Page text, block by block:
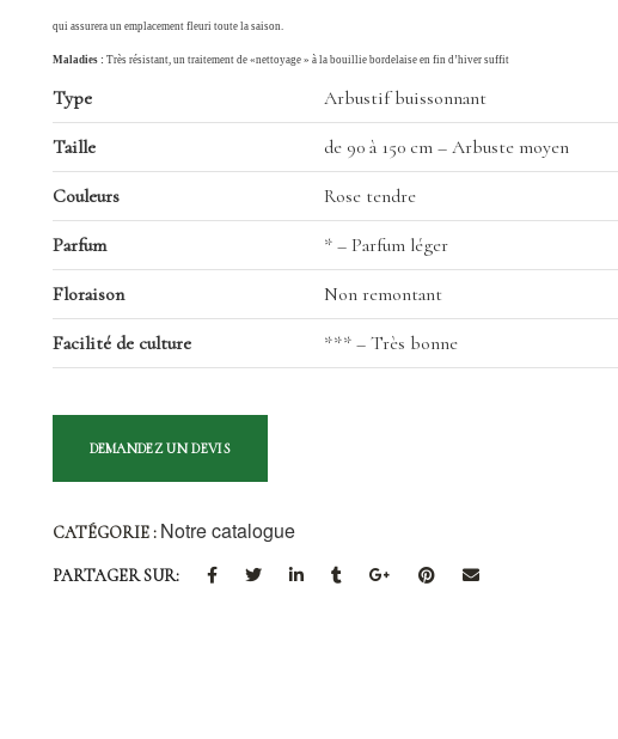
qui assurera un emplacement fleuri toute la saison.
Maladies : Très résistant, un traitement de «nettoyage » à la bouillie bordelaise en fin d’hiver suffit
Type Arbustif buissonnant
Taille de 90 à 150 cm – Arbuste moyen
Couleurs Rose tendre
Parfum * – Parfum léger
Floraison Non remontant
Facilité de culture *** – Très bonne
CATÉGORIE : Notre catalogue
PARTAGER SUR: